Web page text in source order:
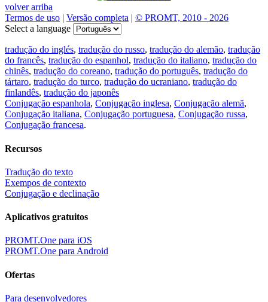
volver arriba
Termos de uso | Versão completa | © PROMT, 2010 - 2026
Select a language
tradução do inglés, tradução do russo, tradução do alemão, tradução
do francês, tradução do espanhol, tradução do italiano, tradução do
chinês, tradução do coreano, tradução do português, tradução do
tártaro, tradução do turco, tradução do ucraniano, tradução do
finlandês, tradução do japonês
Conjugação espanhola, Conjugação inglesa, Conjugação alemã,
Conjugação italiana, Conjugação portuguesa, Conjugação russa,
Conjugação francesa.
Recursos
Tradução do texto
Exempos de contexto
Conjugação e declinação
Aplicativos gratuitos
PROMT.One para iOS
PROMT.One para Android
Ofertas
Para desenvolvedores